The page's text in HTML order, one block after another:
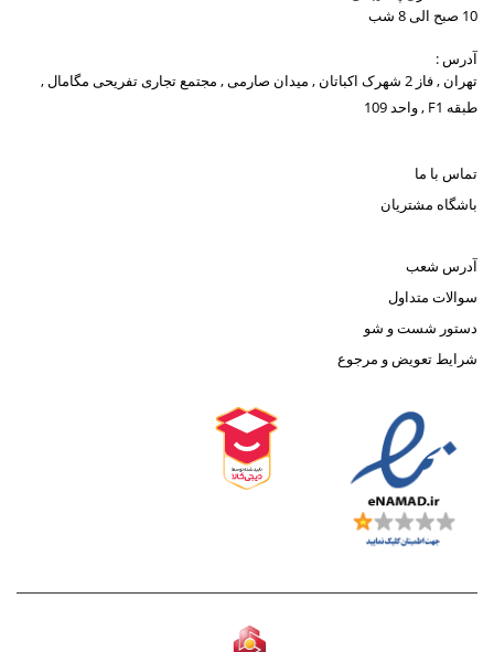
10 صبح الی 8 شب
آدرس :
تهران , فاز 2 شهرک اکباتان , میدان صارمی , مجتمع تجاری تفریحی مگامال ,
طبقه F1 , واحد 109
تماس با ما
باشگاه مشتریان
آدرس شعب
سوالات متداول
دستور شست و شو
شرایط تعویض و مرجوع